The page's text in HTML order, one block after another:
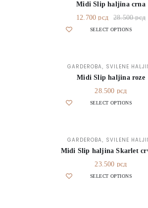
Midi Slip haljina crna
28.500рсд
12.700рсд
SELECT OPTIONS
GARDEROBA, SVILENE
Midi Slip haljina roze
28.500 рсд
SELECT OPTIONS
GARDEROBA, SVILENE
Midi Slip haljina Skarlet
23.500 рсд
SELECT OPTIONS